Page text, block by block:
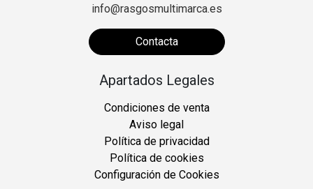
info@rasgosmultimarca.es
Contacta
Apartados Legales
Condiciones de venta
Aviso legal
Política de privacidad
Política de cookies
Configuración de Cookies